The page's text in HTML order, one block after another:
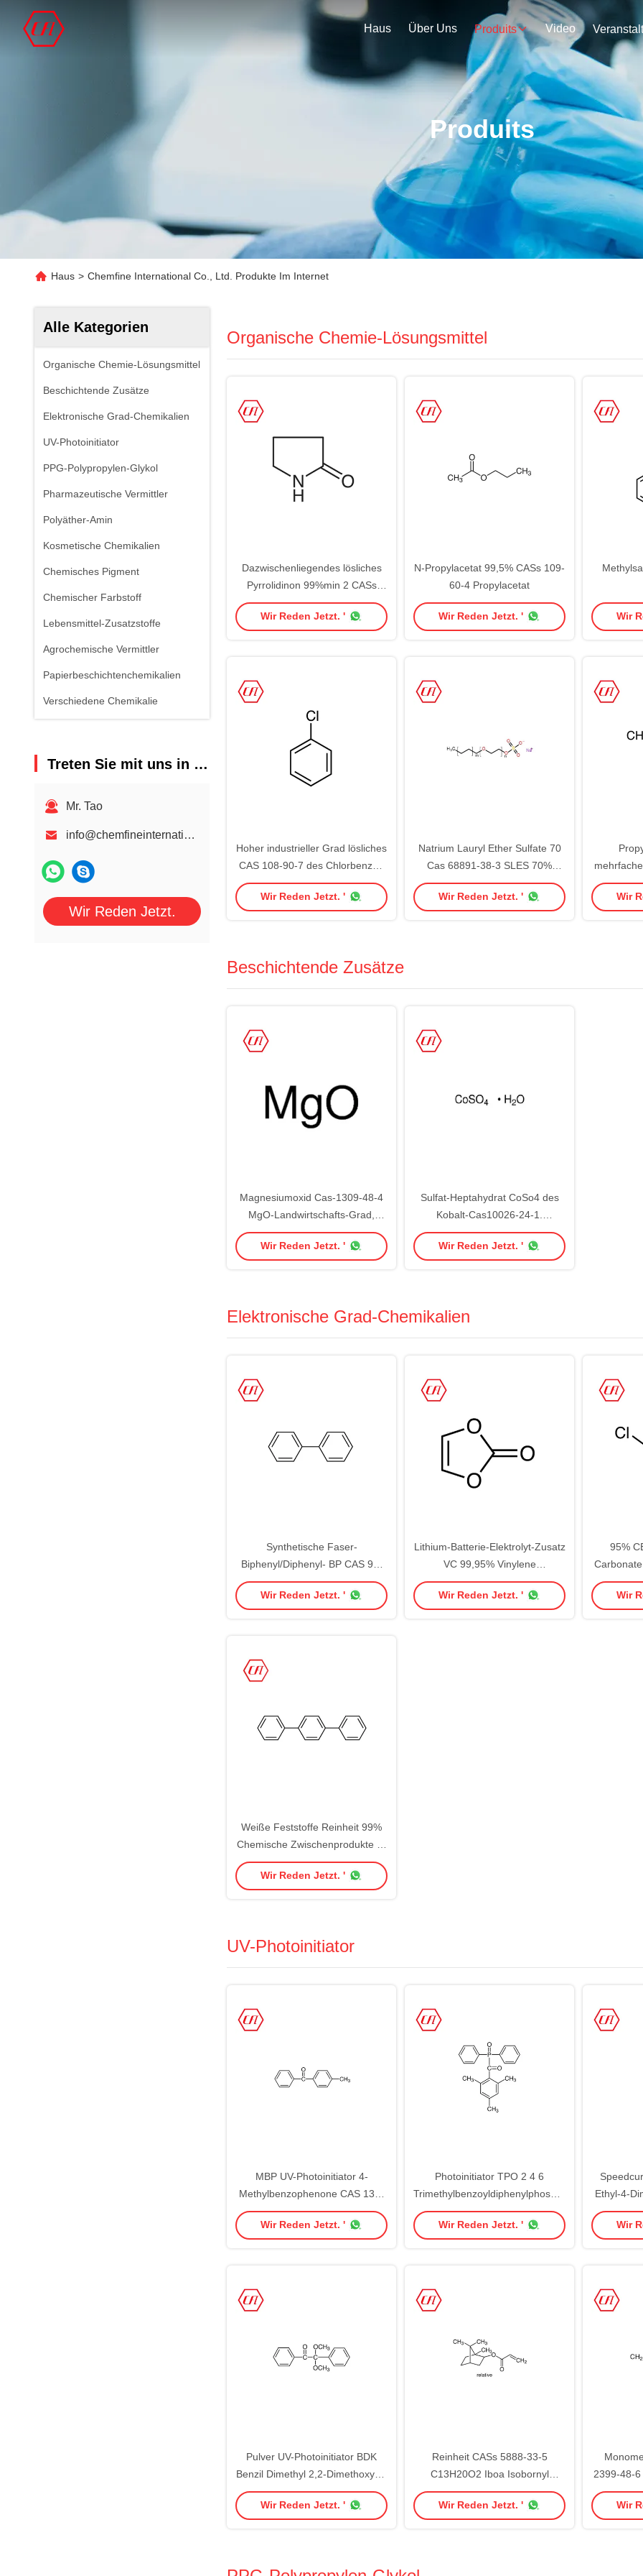
Haus Über Uns Produits Video
Produits
Haus > Chemfine International Co., Ltd. Produkte Im Internet
Alle Kategorien
Organische Chemie-Lösungsmittel
Beschichtende Zusätze
Elektronische Grad-Chemikalien
UV-Photoinitiator
PPG-Polypropylen-Glykol
Pharmazeutische Vermittler
Polyäther-Amin
Kosmetische Chemikalien
Chemisches Pigment
Chemischer Farbstoff
Lebensmittel-Zusatzstoffe
Agrochemische Vermittler
Papierbeschichtenchemikalien
Verschiedene Chemikalie
Treten Sie mit uns in Verbindung
Mr. Tao
info@chemfineinternational.com
Wir Reden Jetzt.
Organische Chemie-Lösungsmittel
Dazwischenliegendes lösliches
Pyrrolidinon 99%min 2 CASs
616-45-5
Wir Reden Jetzt. '
N-Propylacetat 99,5% CASs 109-
60-4 Propylacetat
Wir Reden Jetzt. ' Wir
Hoher industrieller Grad lösliches
CAS 108-90-7 des Chlorbenzol-
99.5%min
Wir Reden Jetzt. '
Natrium Lauryl Ether Sulfate 70
Cas 68891-38-3 SLES 70%
Texapon n70
Wir Reden Jetzt. '
99,5%
Wir
Beschichtende Zusätze
Magnesiumoxid Cas-1309-48-4
MgO-Landwirtschafts-Grad,
Elektron-Grad,
Nahrungsmittelgrad
Wir Reden Jetzt. '
Sulfat-Heptahydrat CoSo4 des
Kobalt-Cas10026-24-1.
Industrieller Gebrauch 7H2O
Wir Reden Jetzt. '
Elektronische Grad-Chemikalien
Synthetische Faser-
Biphenyl/Diphenyl- BP CAS 92-
52-4
Wir Reden Jetzt. '
Lithium-Batterie-Elektrolyt-Zusatz
VC 99,95% Vinylene
karbonisieren CAS 872-36-6
Wir Reden Jetzt. '
95%
Carbonate
Wir
Weiße Feststoffe Reinheit 99%
Chemische Zwischenprodukte P-
Terphenyl CAS 92-94-4
Wir Reden Jetzt. '
UV-Photoinitiator
MBP UV-Photoinitiator 4-
Methylbenzophenone CAS 134-
84-9
Wir Reden Jetzt. '
Photoinitiator TPO 2 4 6
Trimethylbenzoyldiphenylphosphinoxid
CAS 75980-60-8
Wir Reden Jetzt. '
Ethyl-4-
CAS
Wir
Pulver UV-Photoinitiator BDK
Benzil Dimethyl 2,2-Dimethoxy-2-
Phenylacetophenone 24650-42-8
Wir Reden Jetzt. '
Reinheit CASs 5888-33-5
C13H20O2 Iboa Isobornyl
Acrylat-99,0%
Wir Reden Jetzt. '
2399-48-6
Acrylat-
Wir